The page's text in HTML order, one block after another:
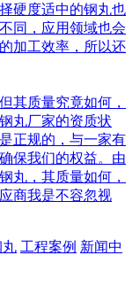
硬度适中的钢丸也
同，应用领域也会
加工效率，所以还
其质量究竟如何，
丸厂家的资质状
正规的，与一家有
保我们的权益。由
丸，其质量如何，
商我是不容忽视
丸 工程案例 新闻中